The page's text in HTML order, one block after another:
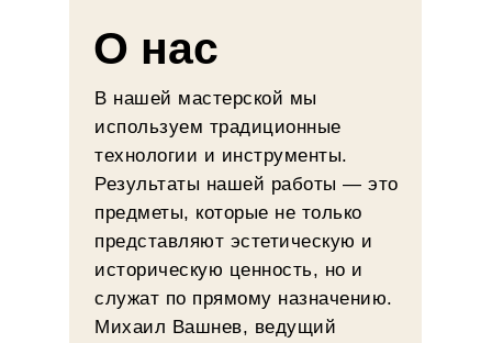
О нас
В нашей мастерской мы
используем традиционные
технологии и инструменты.
Результаты нашей работы — это
предметы, которые не только
представляют эстетическую и
историческую ценность, но и
служат по прямому назначению.
Михаил Вашнев, ведущий